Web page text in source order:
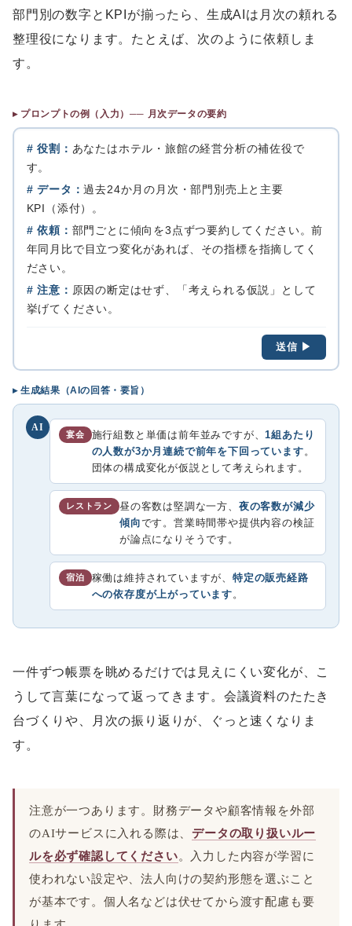
部門別の数字とKPIが揃ったら、生成AIは月次の頼れる
整理役になります。たとえば、次のように依頼しま
す。
▸ プロンプトの例（入力）── 月次データの要約
# 役割： あなたはホテル・旅館の経営分析の補佐役で
す。
# データ：過去24か月の月次・部門別売上と主要
KPI（添付）。
# 依頼： 部門ごとに傾向を3点ずつ要約してください。前
年同月比で目立つ変化があれば、その指標を指摘してく
ださい。
# 注意： 原因の断定はせず、「考えられる仮説」として
挙げてください。
送信 ▶
▸ 生成結果（AIの回答・要旨）
AI
宴会 施行組数と単価は前年並みですが、 1組あたり
の人数が3か月連続で前年を下回っています 。
団体の構成変化が仮説として考えられます。
レストラン 昼の客数は堅調な一方、 夜の客数が減少
傾向です。営業時間帯や提供内容の検証
が論点になりそうです。
宿泊 稼働は維持されていますが、特定の販売経路
への依存度が上がっています 。
一件ずつ帳票を眺めるだけでは見えにくい変化が、こ
うして言葉になって返ってきます。会議資料のたたき
台づくりや、月次の振り返りが、ぐっと速くなりま
す。
注意が一つあります。財務データや顧客情報を外部
のAIサービスに入れる際は、データの取り扱いルー
ルを必ず確認してください。入力した内容が学習に
使われない設定や、法人向けの契約形態を選ぶこと
が基本です。個人名などは伏せてから渡す配慮も要